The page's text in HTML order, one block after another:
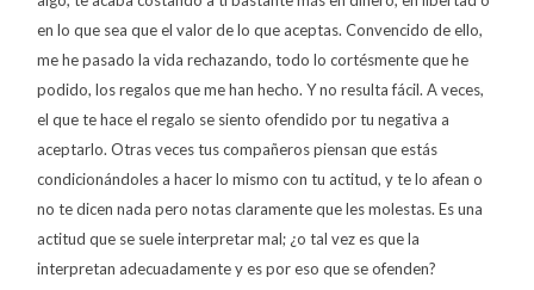
en lo que sea que el valor de lo que aceptas. Convencido de ello,
me he pasado la vida rechazando, todo lo cortésmente que he
podido, los regalos que me han hecho. Y no resulta fácil. A veces,
el que te hace el regalo se siento ofendido por tu negativa a
aceptarlo. Otras veces tus compañeros piensan que estás
condicionándoles a hacer lo mismo con tu actitud, y te lo afean o
no te dicen nada pero notas claramente que les molestas. Es una
actitud que se suele interpretar mal; ¿o tal vez es que la
interpretan adecuadamente y es por eso que se ofenden?